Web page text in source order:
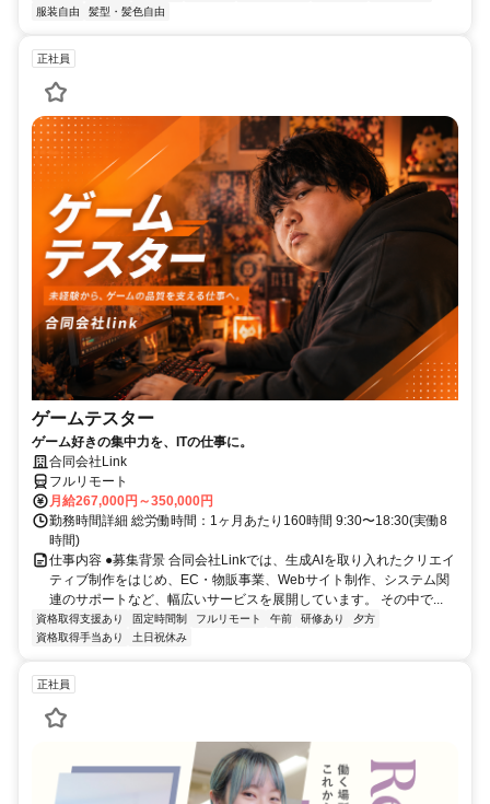
服装自由
髪型・髪色自由
正社員
ゲームテスター
ゲーム好きの集中力を、ITの仕事に。
合同会社Link
フルリモート
月給267,000円～350,000円
勤務時間詳細 総労働時間：1ヶ月あたり160時間 9:30〜18:30(実働8
時間)
仕事内容 ●募集背景 合同会社Linkでは、生成AIを取り入れたクリエイ
ティブ制作をはじめ、EC・物販事業、Webサイト制作、システム関
連のサポートなど、幅広いサービスを展開しています。 その中で...
資格取得支援あり 固定時間制 フルリモート 午前 研修あり
夕方
資格取得手当あり
土日祝休み
正社員